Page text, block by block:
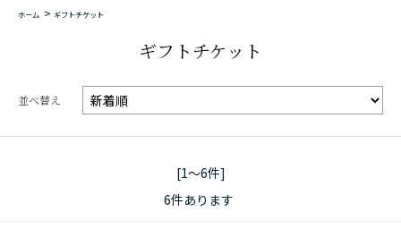
ギフトチケット
並べ替え
[1～6件]
6件あります
ホーム > ギフトチケット